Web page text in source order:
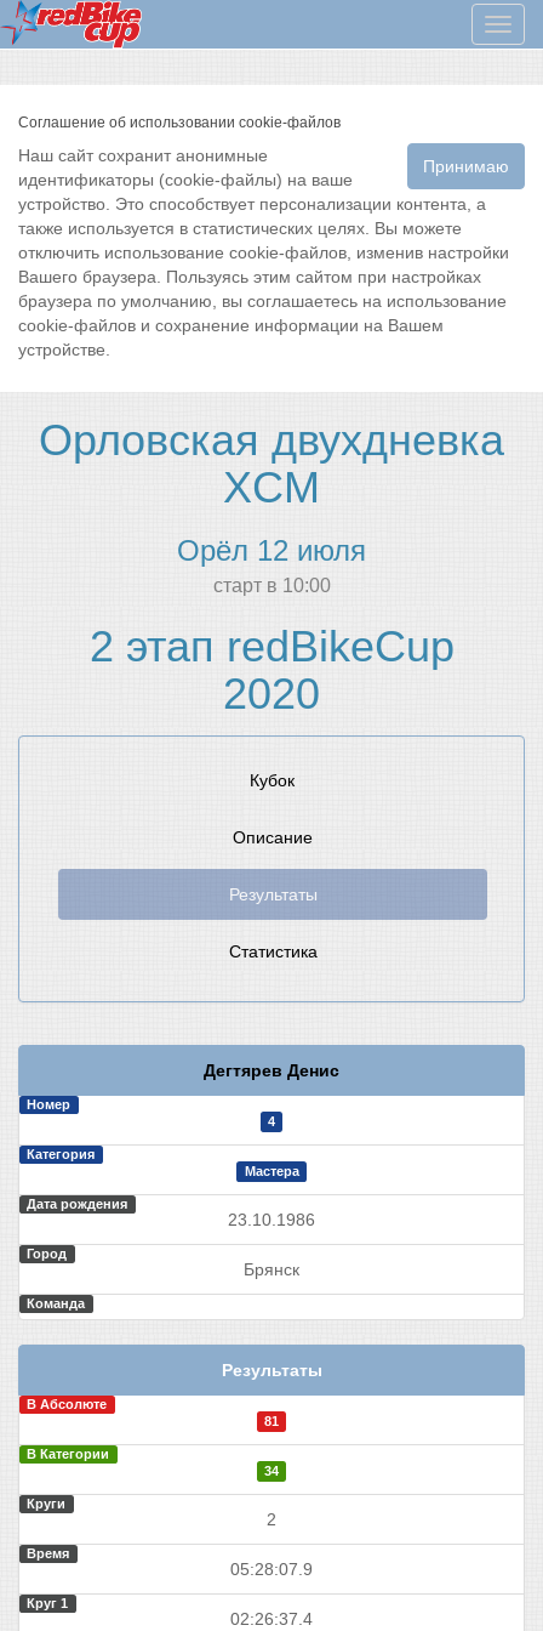
Меню
Соглашение об использовании cookie-файлов
Принимаю
Наш сайт сохранит анонимные
идентификаторы (cookie-файлы) на ваше
устройство. Это способствует персонализации контента, а
также используется в статистических целях. Вы можете
отключить использование cookie-файлов, изменив настройки
Вашего браузера. Пользуясь этим сайтом при настройках
браузера по умолчанию, вы соглашаетесь на использование
cookie-файлов и сохранение информации на Вашем
устройстве.
Орловская двухдневка
XCM
Орёл 12 июля
cтарт в 10:00
2 этап redBikeCup
2020
Кубок
Описание
Результаты
Статистика
Дегтярев Денис
Номер
4
Категория
Мастера
Дата рождения
23.10.1986
Город
Брянск
Команда
Результаты
В Абсолюте
81
В Категории
34
Круги
2
Время
05:28:07.9
Круг 1
02:26:37.4